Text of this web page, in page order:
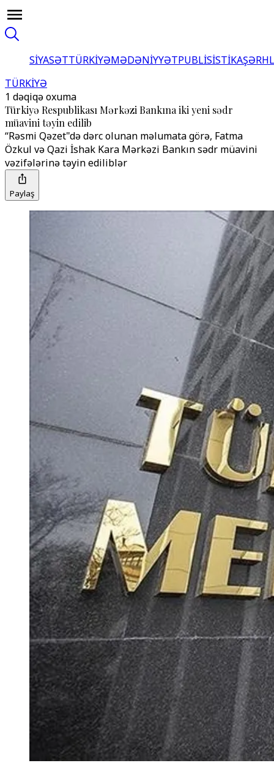
SİYASƏTTÜRKİYƏMƏDƏNİYYƏTPUBLİSİSTİKA
TÜRKİYƏ
1 dəqiqə oxuma
Türkiyə Respublikası Mərkəzi Bankına iki yeni sədr
müavini təyin edilib
‘‘Rəsmi Qəzet"də dərc olunan məlumata görə, Fatma
Özkul və Qazi İshak Kara Mərkəzi Bankın sədr müavini
vəzifələrinə təyin ediliblər
Paylaş